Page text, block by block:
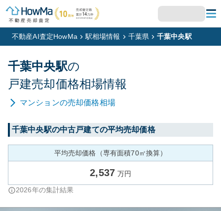
不動産AI査定HowMa 駅相場情報 千葉県 千葉中央駅
千葉中央駅の
戸建売却価格相場情報
マンションの売却価格相場
千葉中央駅の中古戸建ての平均売却価格
平均売却価格（専有面積70㎡換算）
2,537 万円
2026年の集計結果